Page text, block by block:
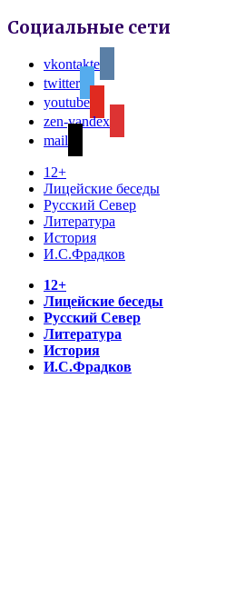
Социальные сети
vkontakte
twitter
youtube
zen-yandex
mail
12+
Лицейские беседы
Русский Север
Литература
История
И.С.Фрадков
12+
Лицейские беседы
Русский Север
Литература
История
И.С.Фрадков